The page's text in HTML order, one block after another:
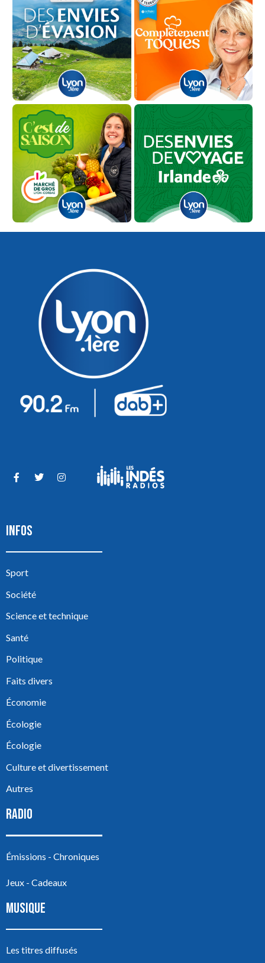
INFOS
Sport
Société
Science et technique
Santé
Politique
Faits divers
Économie
Écologie
Écologie
Culture et divertissement
Autres
RADIO
Émissions - Chroniques
Jeux - Cadeaux
MUSIQUE
Les titres diffusés